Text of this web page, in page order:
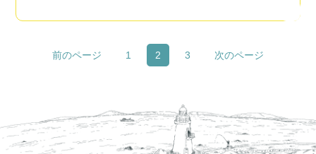
前のページ 1 2 3 次のページ